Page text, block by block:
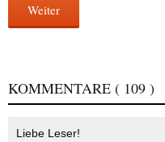
Weiter
KOMMENTARE ( 109 )
Liebe Leser!